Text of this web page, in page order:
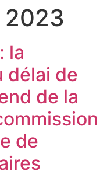
2023
la
délai de
de la
de